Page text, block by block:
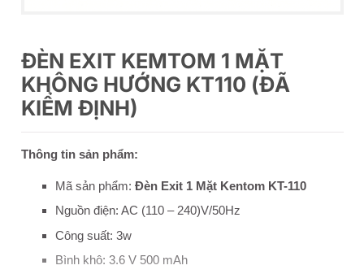
ĐÈN EXIT KEMTOM 1 MẶT
KHÔNG HƯỚNG KT110 (ĐÃ
KIỂM ĐỊNH)
Thông tin sản phẩm:
Mã sản phẩm: Đèn Exit 1 Mặt Kentom KT-110
Nguồn điện: AC (110 – 240)V/50Hz
Công suất: 3w
Bình khô: 3.6 V 500 mAh